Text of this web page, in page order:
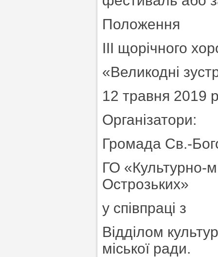
Положення
ІІІ щорічного
«Великодні
12 травня 2019
Організатори:
Громада Св.-
ГО «Культурно-
Острозьких»
у співпраці з
Відділом
міської ради.